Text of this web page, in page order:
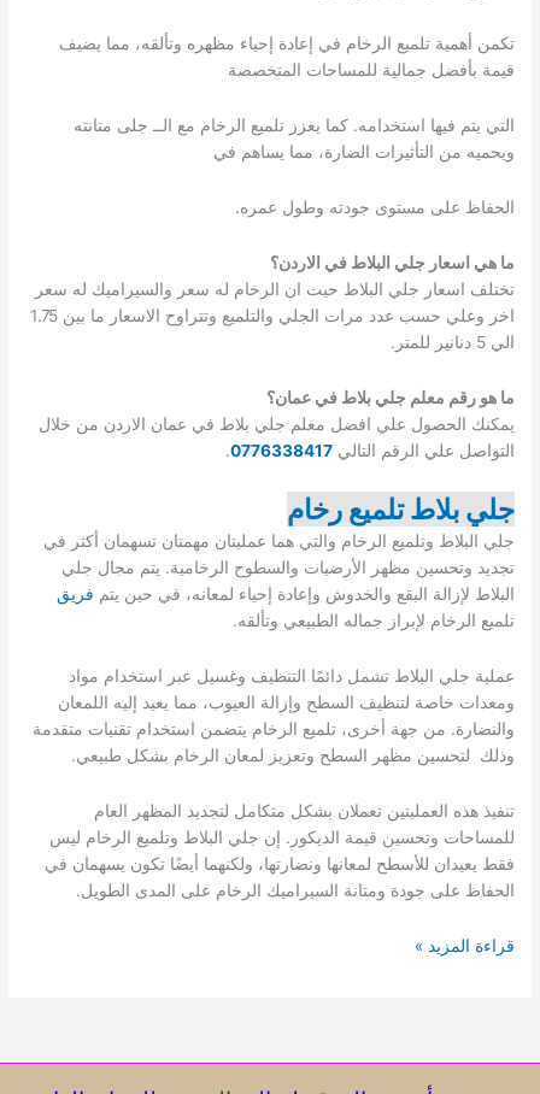
تكمن أهمية تلميع الرخام في إعادة إحياء مظهره وتألقه، مما يضيف
قيمة بأفضل جمالية للمساحات المتخصصة
التي يتم فيها استخدامه. كما يعزز تلميع الرخام مع الــ جلى متانته
ويحميه من التأثيرات الضارة، مما يساهم في
الحفاظ على مستوى جودته وطول عمره.
ما هي اسعار جلي البلاط في الاردن؟
تختلف اسعار جلي البلاط حيث ان الرخام له سعر والسيراميك له سعر
اخر وعلي حسب عدد مرات الجلي والتلميع وتتراوح الاسعار ما بين 1.75
الي 5 دنانير للمتر.
ما هو رقم معلم جلي بلاط في عمان؟
يمكنك الحصول علي افضل معلم جلي بلاط في عمان الاردن من خلال
التواصل علي الرقم التالي0776338417
.
جلي بلاط تلميع رخام
جلي البلاط وتلميع الرخام والتي هما عمليتان مهمتان تسهمان أكثر في
تجديد وتحسين مظهر الأرضيات والسطوح الرخامية. يتم مجال جلي
البلاط لإزالة البقع والخدوش وإعادة إحياء لمعانه، في حين يتم فريق
تلميع الرخام لإبراز جماله الطبيعي وتألقه.
عملية جلي البلاط تشمل دائمًا التنظيف وغسيل عبر استخدام مواد
ومعدات خاصة لتنظيف السطح وإزالة العيوب، مما يعيد إليه اللمعان
والنضارة. من جهة أخرى، تلميع الرخام يتضمن استخدام تقنيات متقدمة
وذلك لتحسين مظهر السطح وتعزيز لمعان الرخام بشكل طبيعي.
تنفيذ هذه العمليتين تعملان بشكل متكامل لتجديد المظهر العام
للمساحات وتحسين قيمة الديكور. إن جلي البلاط وتلميع الرخام ليس
فقط يعيدان للأسطح لمعانها ونضارتها، ولكنهما أيضًا تكون يسهمان في
الحفاظ على جودة ومتانة السيراميك الرخام على المدى الطويل.
جلي
قراءة المزيد »